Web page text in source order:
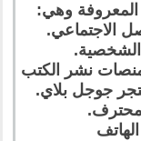
وهي:
منصات نشر الكتب
جوجل بلاي.